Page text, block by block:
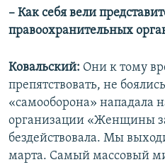
– Как себя вели
правоохранительных
Ковальский: Они к тому
препятствовать, не
«самооборона» нападала
организации «Женщины
бездействовала. Мы
марта. Самый массовый